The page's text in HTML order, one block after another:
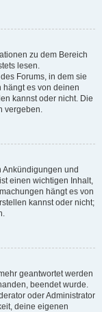
zu dem Bereich
lesen.
Forums, in dem sie
es von deinen
kannst oder nicht. Die
vergeben.
und
einen wichtigen Inhalt,
hängt es von
kannst oder nicht;
geantwortet werden
beendet wurde.
oder Administrator
deine eigenen